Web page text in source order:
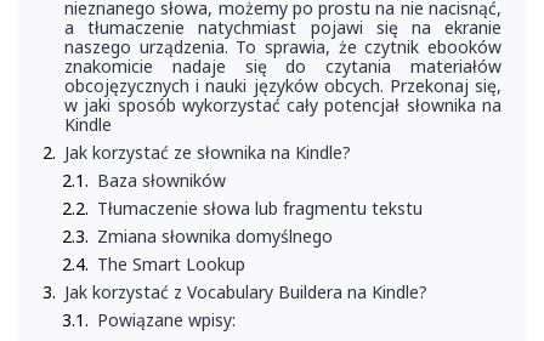
nieznanego słowa, możemy po prostu na nie nacisnąć,
a tłumaczenie natychmiast pojawi się na ekranie
naszego urządzenia. To sprawia, że czytnik ebooków
znakomicie nadaje się do czytania materiałów
obcojęzycznych i nauki języków obcych. Przekonaj się,
w jaki sposób wykorzystać cały potencjał słownika na
Kindle
Jak korzystać ze słownika na Kindle?
Baza słowników
Tłumaczenie słowa lub fragmentu tekstu
Zmiana słownika domyślnego
The Smart Lookup
Jak korzystać z Vocabulary Buildera na Kindle?
Powiązane wpisy: